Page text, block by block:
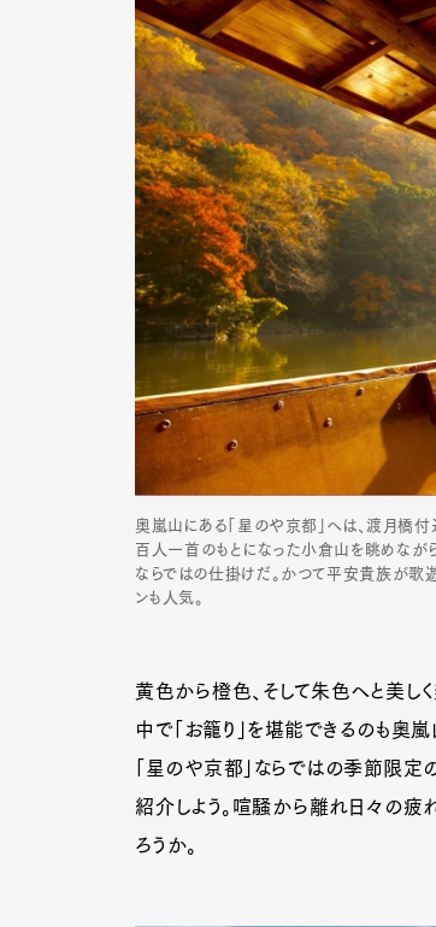
奥嵐山にある「星のや京都」へは、渡月橋
百人一首のもとになった小倉山を眺めなが
ならではの仕掛けだ。かつて平安貴族が歌
ンも人気。
黄色から橙色、そして朱色へと美し
中で「お籠り」を堪能できるのも奥
「星のや京都」ならではの季節限定
紹介しよう。喧騒から離れ日々の
ろうか。